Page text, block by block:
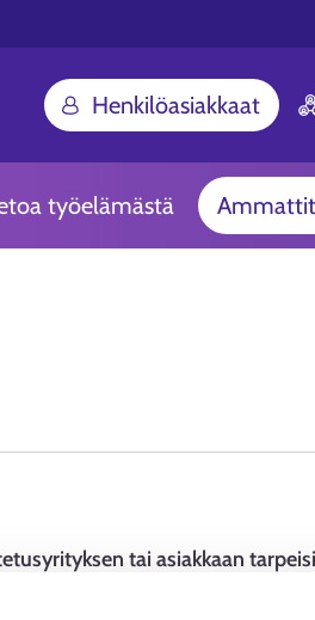
Henkilöasiakkaat
työelämästä
tai asiakkaan
Vaatesuunnittelijat